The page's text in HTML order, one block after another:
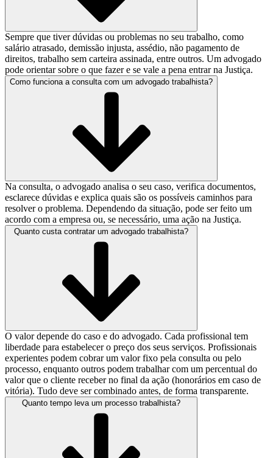
Sempre que tiver dúvidas ou problemas no seu trabalho, como
salário atrasado, demissão injusta, assédio, não pagamento de
direitos, trabalho sem carteira assinada, entre outros. Um advogado
pode orientar sobre o que fazer e se vale a pena entrar na Justiça.
Como funciona a consulta com um advogado trabalhista?
Na consulta, o advogado analisa o seu caso, verifica documentos,
esclarece dúvidas e explica quais são os possíveis caminhos para
resolver o problema. Dependendo da situação, pode ser feito um
acordo com a empresa ou, se necessário, uma ação na Justiça.
Quanto custa contratar um advogado trabalhista?
O valor depende do caso e do advogado. Cada profissional tem
liberdade para estabelecer o preço dos seus serviços. Profissionais
experientes podem cobrar um valor fixo pela consulta ou pelo
processo, enquanto outros podem trabalhar com um percentual do
valor que o cliente receber no final da ação (honorários em caso de
vitória). Tudo deve ser combinado antes, de forma transparente.
Quanto tempo leva um processo trabalhista?